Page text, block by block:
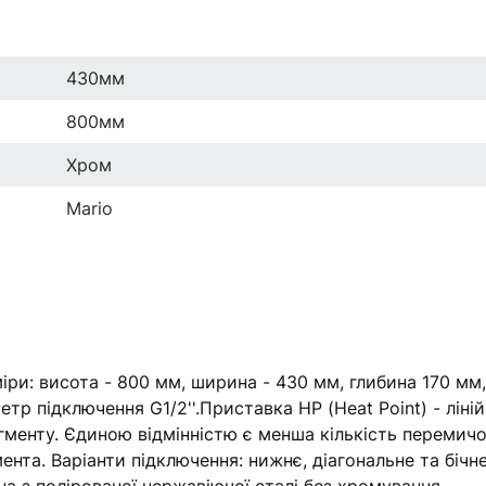
430мм
800мм
Хром
Mario
висота - 800 мм, ширина - 430 мм, глибина 170 мм,
підключення G1/2''.Приставка HP (Heat Point) -
Єдиною відмінністю є менша кількість
Варіанти підключення: нижнє, діагональне та